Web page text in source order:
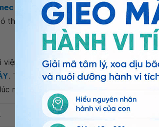
để kiểm tra và tư vấn thêm. Cảm ơn
thật nhiều sức khỏe.
Quý khách vui lòng bấm sốHOTLINE
. Tải và đặt lịch khám tự động trên ứng
mọi nơi ngay trên ứng dụng.